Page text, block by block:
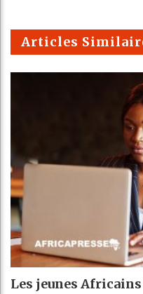
m
Articles
Les jeunes